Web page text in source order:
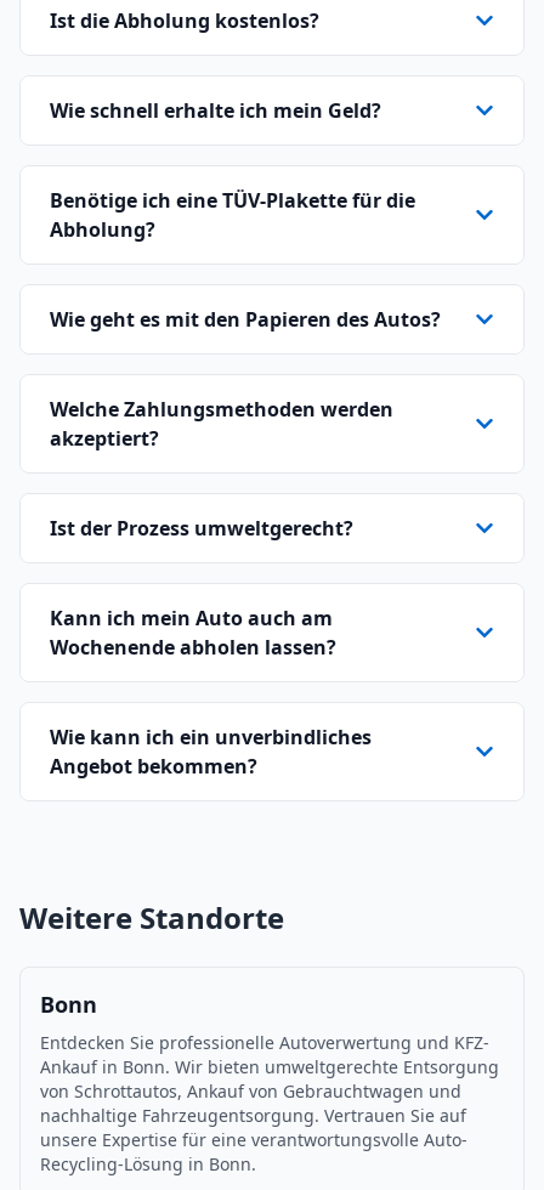
Ist die Abholung kostenlos?
Wie schnell erhalte ich mein Geld?
Benötige ich eine TÜV-Plakette für die
Abholung?
Wie geht es mit den Papieren des Autos?
Welche Zahlungsmethoden werden
akzeptiert?
Ist der Prozess umweltgerecht?
Kann ich mein Auto auch am
Wochenende abholen lassen?
Wie kann ich ein unverbindliches
Angebot bekommen?
Weitere Standorte
Bonn
Entdecken Sie professionelle Autoverwertung und KFZ-
Ankauf in Bonn. Wir bieten umweltgerechte Entsorgung
von Schrottautos, Ankauf von Gebrauchtwagen und
nachhaltige Fahrzeugentsorgung. Vertrauen Sie auf
unsere Expertise für eine verantwortungsvolle Auto-
Recycling-Lösung in Bonn.